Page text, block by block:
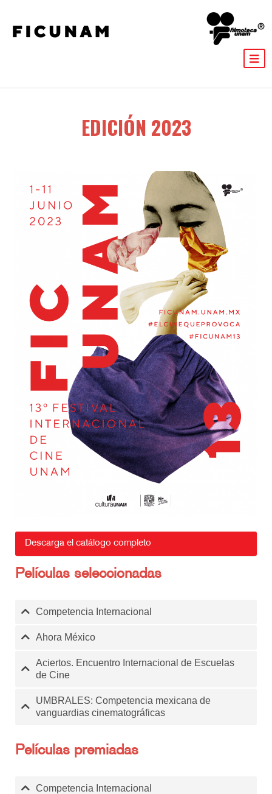
EDICIÓN 2023
Descarga el catálogo completo
Películas seleccionadas
Competencia Internacional
Ahora México
Aciertos. Encuentro Internacional de Escuelas
de Cine
UMBRALES: Competencia mexicana de
vanguardias cinematográficas
Películas premiadas
Competencia Internacional